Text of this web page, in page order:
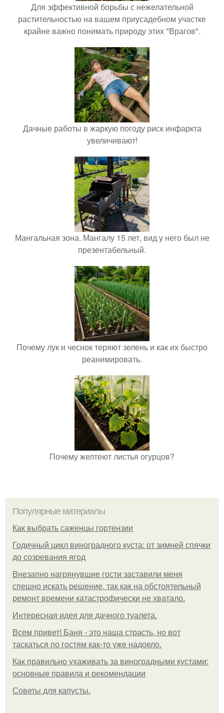
Для эффективной борьбы с нежелательной
растительностью на вашем приусадебном участке
крайне важно понимать природу этих "Врагов".
Дачные работы в жаркую погоду риск инфаркта
увеличивают!
Мангальная зона. Мангалу 15 лет, вид у него был не
презентабельный.
Почему лук и чеснок теряют зелень и как их быстро
реанимировать.
Почему желтеют листья огурцов?
Популярные материалы
Как выбрать саженцы гортензии
Годичный цикл виноградного куста: от зимней спячки
до созревания ягод
Внезапно нагрянувшие гости заставили меня
спешно искать решение, так как на обстоятельный
ремонт времени катастрофически не хватало.
Интересная идея для дачного туалета.
Всем привет! Баня - это наша страсть, но вот
таскаться по гостям как-то уже надоело.
Как правильно ухаживать за виноградными кустами:
основные правила и рекомендации
Советы для капусты.